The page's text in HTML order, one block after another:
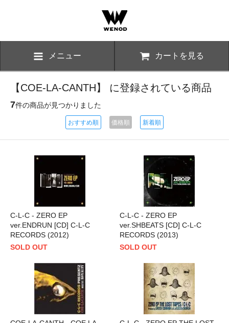
メニュー カートを見る
【COE-LA-CANTH】 に登録されている商品
7件の商品が見つかりました
おすすめ順 価格順 新着順
C-L-C - ZERO EP
ver.ENDRUN [CD] C-L-C
RECORDS (2012)
SOLD OUT
C-L-C - ZERO EP
ver.SHBEATS [CD] C-L-C
RECORDS (2013)
SOLD OUT